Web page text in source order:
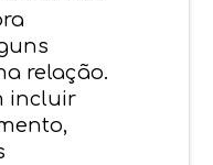
relação.
incluir